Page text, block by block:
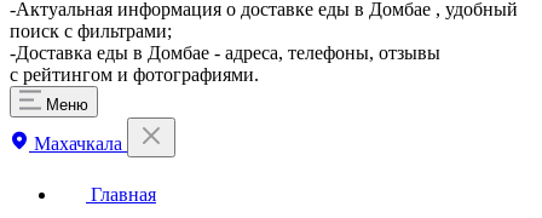
-Актуальная информация о доставке еды в Домбае , удобный
поиск с фильтрами;
-Доставка еды в Домбае - адреса, телефоны, отзывы
с рейтингом и фотографиями.
Меню
Махачкала
Главная